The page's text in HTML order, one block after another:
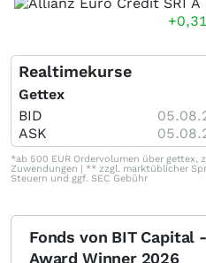
+0,31
Realtimekurse
Gettex
BID
ASK
*ab 500 EUR Ordervolumen über gettex,
Zuwendungen | ** zzgl. marktüblicher
Steuern und ggf. SEC Gebühr
Fonds von BIT Capital
Award Winner 2026